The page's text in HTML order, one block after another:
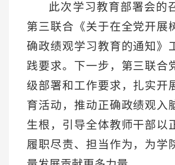
此次学习教育部署会的
第三联合《关于在全党开展
确政绩观学习教育的通知》
践要求。下一步，第三联合
级部署和工作要求，扎实开
育活动，推动正确政绩观入
生根，引导全体教师干部以
履职尽责、担当作为，为学